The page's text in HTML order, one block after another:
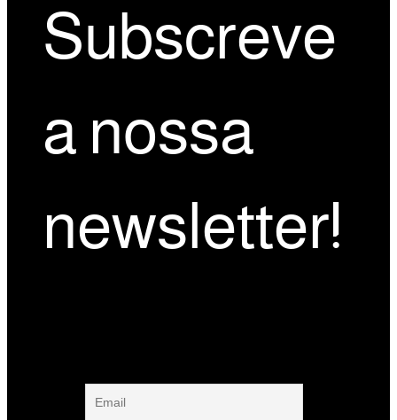
Subscreve
a nossa
newsletter!